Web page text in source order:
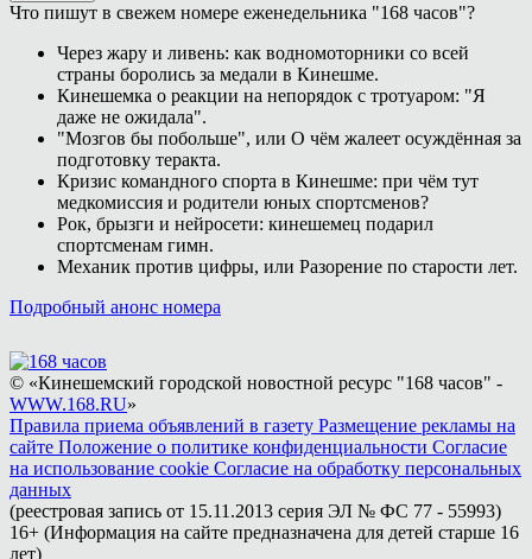
Что пишут в свежем номере еженедельника "168 часов"?
Через жару и ливень: как водномоторники со всей
страны боролись за медали в Кинешме.
Кинешемка о реакции на непорядок с тротуаром: "Я
даже не ожидала".
"Мозгов бы побольше", или О чём жалеет осуждённая за
подготовку теракта.
Кризис командного спорта в Кинешме: при чём тут
медкомиссия и родители юных спортсменов?
Рок, брызги и нейросети: кинешемец подарил
спортсменам гимн.
Механик против цифры, или Разорение по старости лет.
Подробный анонс номера
© «Кинешемский городской новостной ресурс "168 часов" -
WWW.168.RU»
Правила приема объявлений в газету Размещение рекламы на
сайте Положение о политике конфиденциальности Согласие
на использование cookie Согласие на обработку персональных
данных
(реестровая запись от 15.11.2013 серия ЭЛ № ФС 77 - 55993)
16+ (Информация на сайте предназначена для детей старше 16
лет)